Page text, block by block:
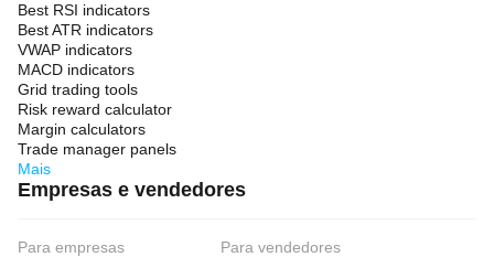
Best RSI indicators
Best ATR indicators
VWAP indicators
MACD indicators
Grid trading tools
Risk reward calculator
Margin calculators
Trade manager panels
Mais
Empresas e vendedores
Para empresas
Para vendedores